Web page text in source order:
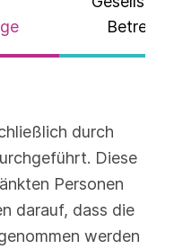
durch
Diese
Personen
darauf, dass die
werden